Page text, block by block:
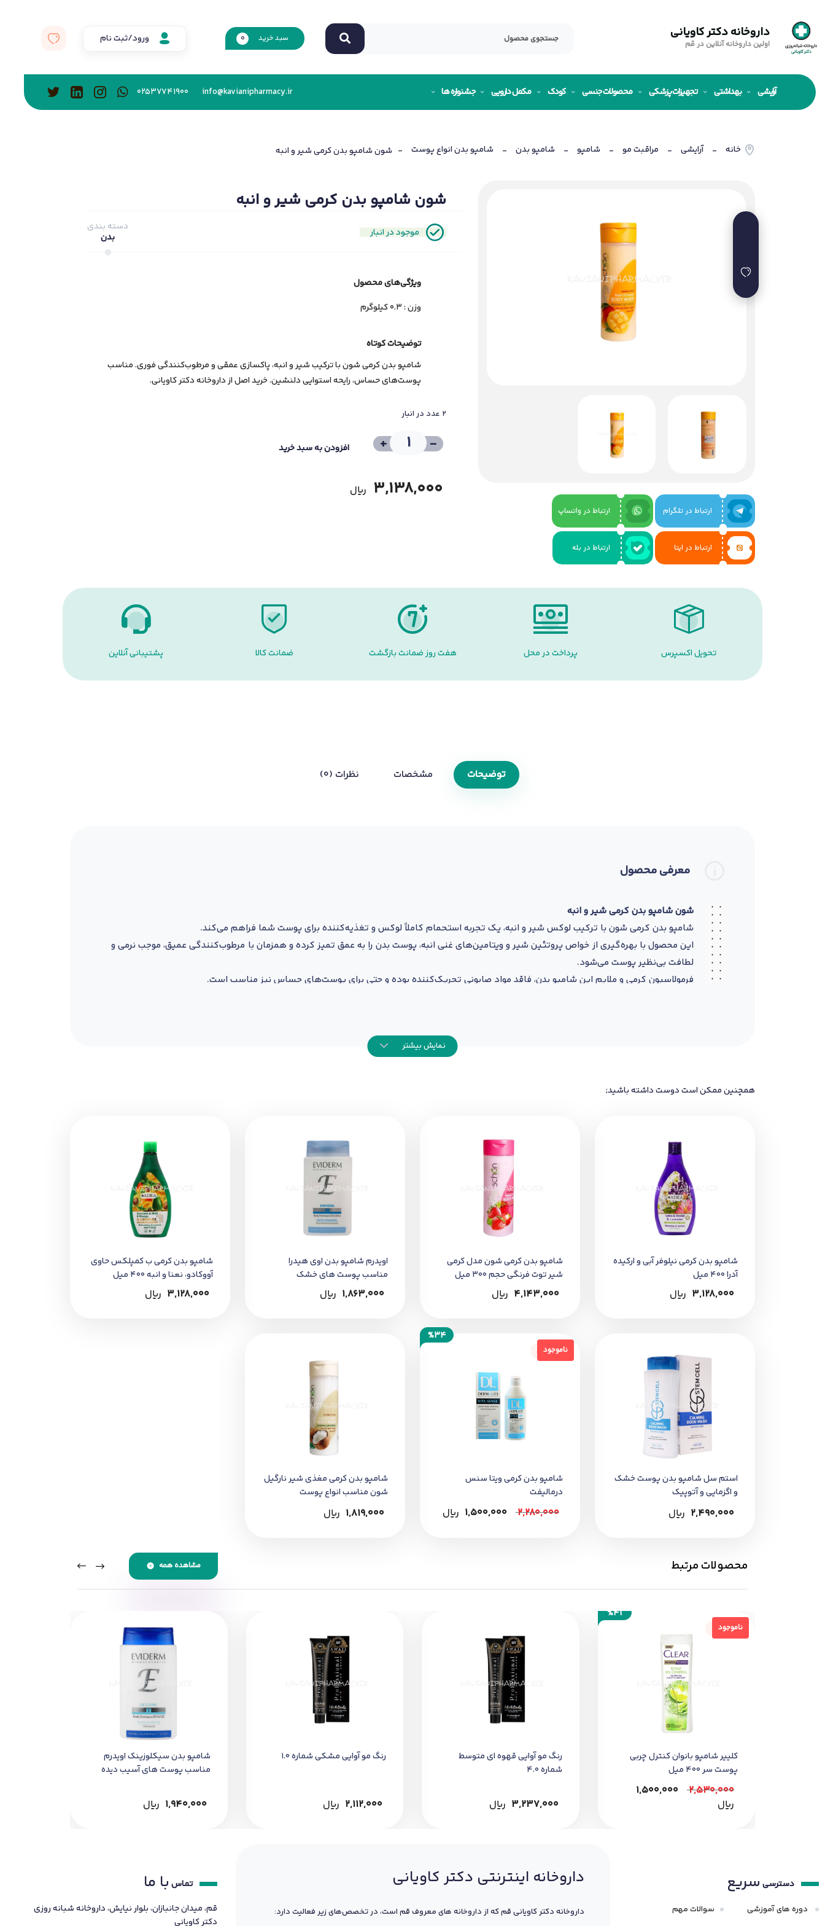
داروخانه دکتر کاویانی
اولین داروخانه آنلاین در قم
سبد خرید 0 ورود/ثبت نام
آرایشی بهداشتی تجهیزات پزشکی محصولات جنسی کودک مکمل دارویی جشنواره ها info@kavianipharmacy.ir
02537741900
خانه - آرایشی - مراقبت مو - شامپو - شامپو بدن - شامپو بدن انواع پوست - شون شامپو بدن کرمی شیر و انبه
ارتباط در تلگرام ارتباط در واتساپ
ارتباط در ایتا ارتباط در بله
شون شامپو بدن کرمی شیر و انبه
موجود در انبار
دسته بندی
بدن
ویژگی‌های ﻣﺤﺼﻮل
وزن : 0.3 کیلوگرم
توضیحات کوتاه
شامپو بدن کرمی شون با ترکیب شیر و انبه، پاکسازی عمقی و مرطوب‌کنندگی فوری. مناسب
پوست‌های حساس، رایحه استوایی دلنشین. خرید اصل از داروخانه دکتر کاویانی.
2 عدد در انبار
-
+ افزودن به سبد خرید
3,138,000 ﷼
تحویل اکسپرس پرداخت در محل هفت روز ضمانت بازگشت ضمانت کالا پشتیبانی آنلاین
توضیحات مشخصات نظرات (0)
معرفی محصول
شون شامپو بدن کرمی شیر و انبه
شامپو بدن کرمی شون با ترکیب لوکس شیر و انبه، یک تجربه استحمام کاملاً لوکس و تغذیه‌کننده برای پوست شما فراهم می‌کند.
این محصول با بهره‌گیری از خواص پروتئین شیر و ویتامین‌های غنی انبه، پوست بدن را به عمق تمیز کرده و همزمان با مرطوب‌کنندگی عمیق، موجب نرمی و
لطافت بی‌نظیر پوست می‌شود.
فرمولاسیون کرمی و ملایم این شامپو بدن، فاقد مواد صابونی تحریک‌کننده بوده و حتی برای پوست‌های حساس نیز مناسب است.
نمایش بیشتر
همچنین ممکن است دوست داشته باشید;
شامپو بدن کرمی نیلوفر آبی و ارکیده
آدرا 400 میل
3,128,000 ﷼
شامپو بدن کرمی شون مدل کرمی
شیر توت فرنگی حجم 300 میل
4,143,000 ﷼
اويدرم شامپو بدن اوي هيدرا
مناسب پوست هاي خشک
1,863,000 ﷼
شامپو بدن کرمی ب کمپلکس حاوی
آووکادو، نعنا و انبه 400 میل
3,128,000 ﷼
استم سل شامپو بدن پوست خشک
و اگزمایی و آتوپیک
2,490,000 ﷼
ناموجود
%34
ناموجود
شامپو بدن کرمی ویتا سنس
درمالیفت
2,280,000
1,500,000 ﷼
شامپو بدن کرمی مغذی شیر نارگیل
شون مناسب انواع پوست
1,819,000 ﷼
محصولات مرتبط مشاهده همه
ناموجود
%41
ناموجود
کليير شامپو بانوان کنترل چربي
پوست سر 400 ميل
2,530,000
1,500,000
﷼
رنگ مو آوایی قهوه ای متوسط
شماره 4.0
3,237,000 ﷼
رنگ مو آوایی مشکی شماره 1.0
2,112,000 ﷼
شامپو بدن سیکلوزینک اویدرم
مناسب پوست های آسیب دیده
1,940,000 ﷼
دسترسی سریع
دوره های آموزشی سوالات مهم
داروخانه اینترنتی دکتر کاویانی
داروخانه دکتر کاویانی قم که از داروخانه های معروف قم است، در تخصص‌های زیر فعالیت دارد:
تماس با ما
قم، میدان جانبازان، بلوار نیایش، داروخانه شبانه روزی
دکتر کاویانی